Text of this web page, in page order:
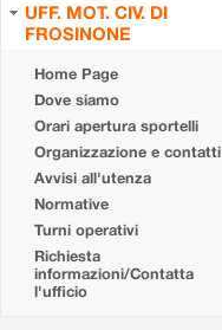
UFF. MOT. CIV. DI
FROSINONE
Home Page
Dove siamo
Orari apertura sportelli
Organizzazione e contatti
Avvisi all'utenza
Normative
Turni operativi
Richiesta
informazioni/Contatta
l'ufficio